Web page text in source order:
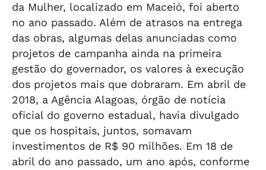
da Mulher, localizado em Maceió, foi aberto
no ano passado. Além de atrasos na entrega
das obras, algumas delas anunciadas como
projetos de campanha ainda na primeira
gestão do governador, os valores à execução
dos projetos mais que dobraram. Em abril de
2018, a Agência Alagoas, órgão de notícia
oficial do governo estadual, havia divulgado
que os hospitais, juntos, somavam
investimentos de R$ 90 milhões. Em 18 de
abril do ano passado, um ano após, conforme